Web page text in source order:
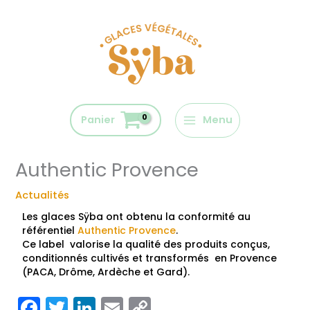
Panier Menu
Authentic Provence
Actualités
Les glaces Sÿba ont obtenu la conformité au
référentielAuthentic Provence.
Ce label valorise la qualité des produits conçus,
conditionnés cultivés et transformés en Provence
(PACA, Drôme, Ardèche et Gard).